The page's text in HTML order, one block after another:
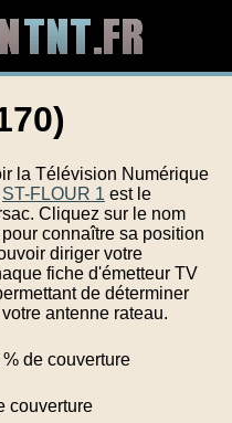
la Télévision Numérique
ST-FLOUR 1 est le
Cliquez sur le nom
connaître sa position
diriger votre
fiche d'émetteur TV
de déterminer
antenne rateau.
% de couverture
couverture